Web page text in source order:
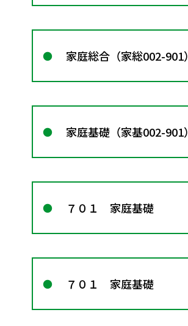
家庭総合（家総002-901）
家庭基礎（家基002-901）
７０１ 家庭基礎
７０１ 家庭基礎